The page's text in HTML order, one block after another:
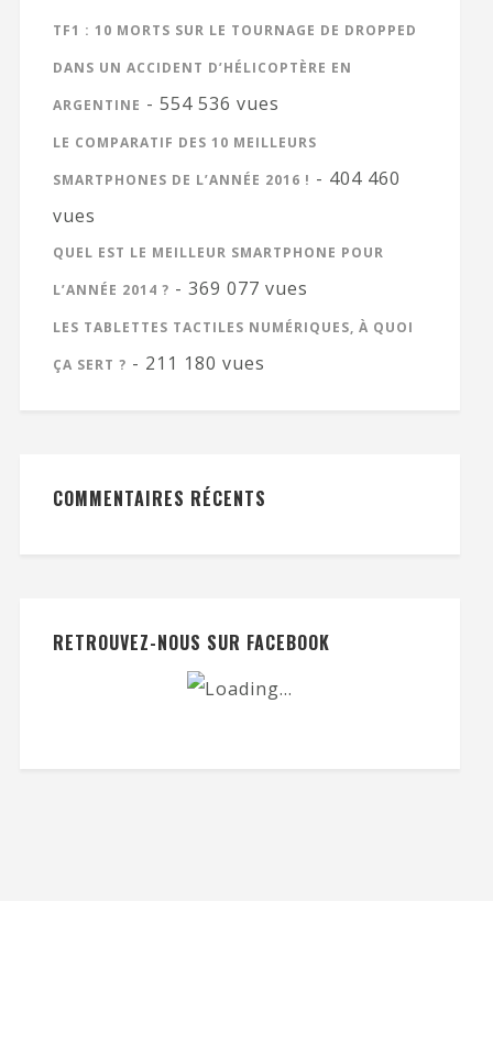
TF1 : 10 MORTS SUR LE TOURNAGE DE DROPPED
DANS UN ACCIDENT D’HÉLICOPTÈRE EN
ARGENTINE - 554 536 vues
LE COMPARATIF DES 10 MEILLEURS
SMARTPHONES DE L’ANNÉE 2016 ! - 404 460
vues
QUEL EST LE MEILLEUR SMARTPHONE POUR
L’ANNÉE 2014 ? - 369 077 vues
LES TABLETTES TACTILES NUMÉRIQUES, À QUOI
ÇA SERT ? - 211 180 vues
COMMENTAIRES RÉCENTS
RETROUVEZ-NOUS SUR FACEBOOK